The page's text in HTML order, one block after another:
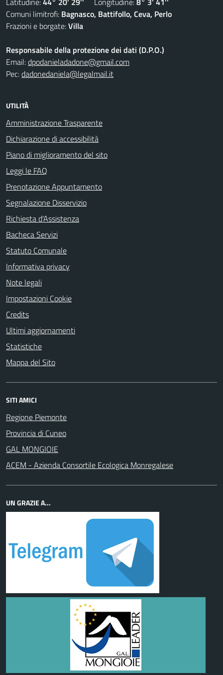
Comuni limitrofi: Bagnasco, Battifollo, Ceva, Perlo
Frazioni e borgate:Villa
Responsabile della protezione dei dati (D.P.O.)
Email:dpodanieladadone@gmail.com
Pec:dadonedaniela@legalmail.it
UTILITÀ
Amministrazione Trasparente
Dichiarazione di accessibilità
Piano di miglioramento del sito
Leggi le FAQ
Prenotazione Appuntamento
Segnalazione Disservizio
Richiesta d'Assistenza
Bacheca Servizi
Statuto Comunale
Informativa privacy
Note legali
Impostazioni Cookie
Credits
Ultimi aggiornamenti
Statistiche
Mappa del Sito
SITI AMICI
Regione Piemonte
Provincia di Cuneo
GAL MONGIOIE
ACEM - Azienda Consortile Ecologica Monregalese
UN GRAZIE A...